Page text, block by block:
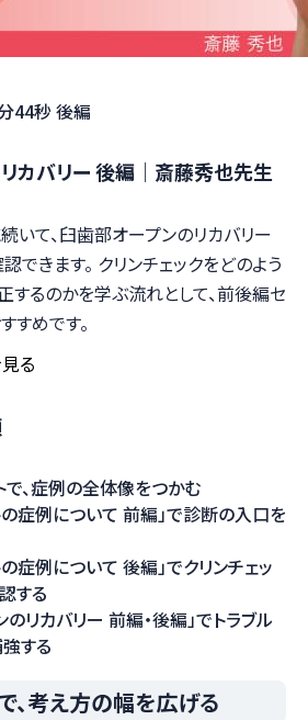
44秒後編
カバリー 後編｜斎藤秀也先生
いて、臼歯部オープンのリカバリー
できます。 クリンチェックをどのよう
するのかを学ぶ流れとして、前後編セ
すめです。
る
で、症例の全体像をつかむ
の症例について 前編」で診断の入口を
の症例について 後編」でクリンチェッ
する
のリカバリー 前編・後編」でトラブル
する
、考え方の幅を広げる